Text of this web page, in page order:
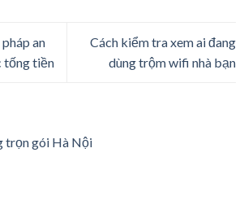
an
tống tiền
Cách kiểm tra xem ai đang
dùng trộm wifi nhà bạn
trọn gói Hà Nội